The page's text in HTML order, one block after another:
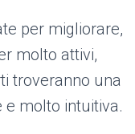
per migliorare,
molto attivi,
troveranno una
molto intuitiva.